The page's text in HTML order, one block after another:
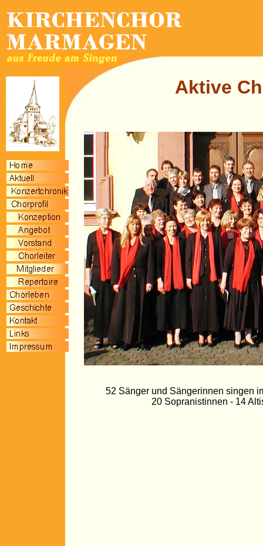
Aktive
52 Sänger und Sängerinnen singen
20 Sopranistinnen - 14